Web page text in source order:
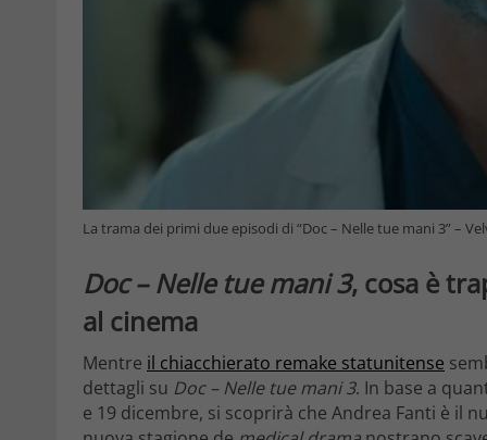
La trama dei primi due episodi di “Doc – Nelle tue mani 3” –
Doc – Nelle tue mani 3, cosa è
al cinema
Mentre il chiacchierato remake statunitense
dettagli su Doc – Nelle tue mani 3. In base a
e 19 dicembre, si scoprirà che Andrea Fanti è il